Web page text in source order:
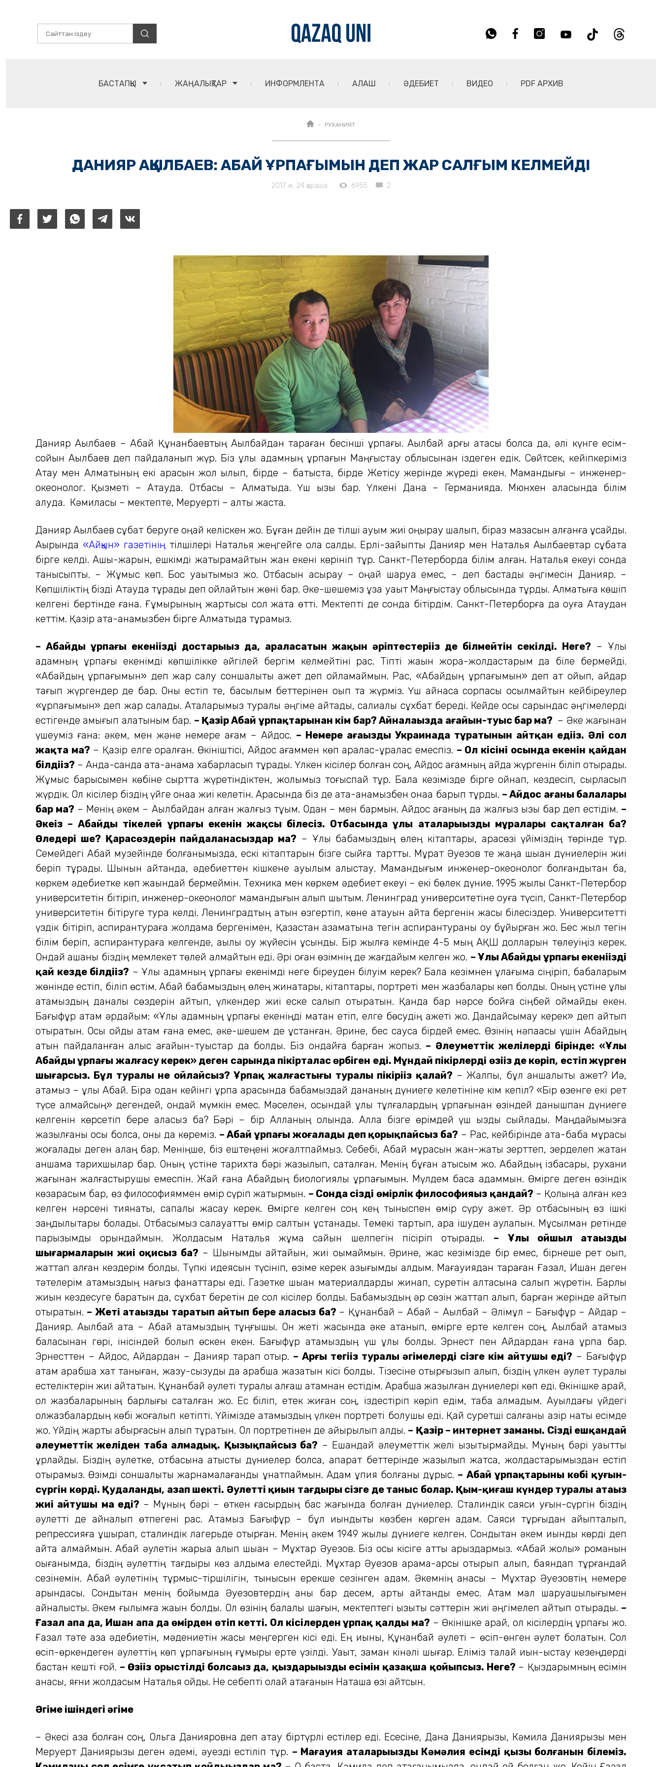
БАСТАПҚЫ ЖАҢАЛЫҚТАР ИНФОРМЛЕНТА АЛАШ ӘДЕБИЕТ ВИДЕО PDF АРХИВ
РУХАНИЯТ
ДАНИЯР АҚЫЛБАЕВ: АБАЙ ҰРПАҒЫМЫН ДЕП ЖАР САЛҒЫМ КЕЛМЕЙДІ
2017 ж. 24 қараша 6955 2
Данияр Ақылбаев – Абай Құнанбаевтың Ақылбайдан тараған бесінші ұрпағы. Ақылбай арғы атасы болса да, әлі күнге есім-
сойын Ақылбаев деп пайдаланып жүр. Біз ұлы адамның ұрпағын Маңғыстау облысынан іздеген едік. Сөйтсек, кейіп­­керіміз
Ақтау мен Алматының екі арасын жол қылып, бірде – батыста, бірде Жетісу жерінде жүреді екен. Мамандығы – инженер-
океонолог. Қызметі – Ақтауда. Отбасы – Алматыда. Үш қызы бар. Үлкені Дана – Германияда. Мюнхен қаласында білім
алуда. Кәмиласы – мектепте, Меруерті – алты жаста.
Данияр Ақылбаев сұқбат бе­руге оңай келіскен жоқ. Бұған дейін де тілші қауым жиі қоңырау шалып, біраз мазасын алғанға ұқсайды.
Ақырында «Айқын» газетінің тілшілері Наталья жең­гейге қолқа салды. Ерлі-зайып­ты Данияр мен Наталья Ақылбаевтар сұқбатқа
бірге келді. Ашық-жарқын, ешкімді жатыр­қамайтын жан екені көрініп тұр. Санкт-Петерборда білім алған. Наталья екеуі сонда
танысыпты. – Жұмыс көп. Бос уақытымыз жоқ. Отбасын асырау – оңай шаруа емес, – деп бастады әңгіме­сін Данияр. –
Көпшіліктің бізді Ақтауда тұрады деп ойлайтын жөні бар. Әке-шешеміз ұзақ уақыт Маңғыстау облысында тұрды. Алматыға көшіп
келгені бертінде ғана. Ғұмырының жар­тысы сол жақта өтті. Мектепті де сонда бітірдім. Санкт-Петерборға да оқуға Ақтаудан
кеттім. Қазір ата-анамызбен бірге Алматыда тұрамыз.
– Абайдың ұрпағы екеніңізді достарыңыз да, араласатын жақын әріптестеріңіз де білмейтін секілді. Неге? – Ұлы
адамның ұрпағы екенімді көпшілікке әйгілей бергім келмейтіні рас. Тіпті жақын жора-жолдастарым да біле бермейді.
«Абайдың ұрпағымын» деп жар салу соншалықты қажет деп ойламаймын. Рас, «Абайдың ұрпағымын» деп ат қойып, айдар
тағып жүргендер де бар. Оны естіп те, басылым беттерінен оқып та жүрміз. Үш қайнаса сорпасы қосылмайтын кейбіреулер
«ұрпағымын» деп жар салады. Аталарымыз туралы әңгіме айтады, салиқалы сұхбат береді. Кейде осы сарындас әңгімелерді
естігенде қамығып қалатыным бар. – Қазір Абай ұрпақтарынан кім бар? Айналаңызда ағайын-туыс бар ма? – Әке жағынан
үшеуміз ғана: әкем, мен және немере ағам – Айдос. – Немере ағаңыздың Украинада тұратынын айтқан едіңіз. Әлі сол
жақта ма? – Қазір елге оралған. Өкініштісі, Айдос ағаммен көп аралас-құралас емеспіз. – Ол кісінің осында екенін қайдан
білдіңіз? – Анда-санда ата-анама хабарласып тұрады. Үлкен кісілер болған соң, Айдос ағам­ның қайда жүргенін біліп отырады.
Жұмыс барысымен көбіне сыртта жүретін­діктен, жолымыз тоғыспай тұр. Бала кезімізде бірге ойнап, кездесіп, сырласып
жүрдік. Ол кісілер біздің үйге қонаққа жиі келетін. Арасында біз де ата-анамызбен қонаққа барып тұрдық. – Айдос ағаның балалары
бар ма? – Менің әкем – Ақылбайдан қалған жалғыз тұқым. Одан – мен бармын. Айдос ағаның да жалғыз қызы бар деп естідім. –
Әкеңіз – Абайдың тікелей ұрпағы екенін жақсы білесіз. Отбасында ұлы атала­рыңыздың мұралары сақталған ба?
Өлеңдері ше? Қарасөздерін пайдаланасыздар ма? – Ұлы бабамыздың өлең кітаптары, қарасөзі үйіміздің төрінде тұр.
Семейдегі Абай музейінде болғанымызда, ескі кітаптарын бізге сыйға тартты. Мұрат Әуезов те жаңа шыққан дүниелерін жиі
беріп тұрады. Шынын айтқанда, әдебиеттен кішкене ауылым алыстау. Мамандығым инженер-океонолог болғандықтан ба,
көркем әдебиетке көп жақындай бермеймін. Техника мен көркем әдебиет екеуі – екі бөлек дүние. 1995 жылы Санкт-Петербор
университетін бітіріп, инженер-океонолог мамандығын алып шықтым. Ленинград университетіне оқуға түсіп, Санкт-Петербор
университетін бітіруге тура келді. Ленинградтың атын өзгертіп, көне атауын қайта бергенін жақсы білесіздер. Университетті
үздік бітіріп, аспирантураға жолдама бергенімен, Қазақстан азаматына тегін аспирантураны оқу бұйырған жоқ. Бес жыл тегін
білім беріп, аспирантураға келгенде, ақылы оқу жүйесін ұсынды. Бір жылға кемінде 4-5 мың АҚШ долларын төлеуіңіз керек.
Ондай ақшаны біздің мемлекет төлей алмайтын еді. Әрі оған өзімнің де жағдайым келген жоқ. – Ұлы Абайдың ұрпағы екеніңізді
қай кезде білдіңіз? – Ұлы адамның ұрпағы екенімді неге біреуден білуім керек? Бала кезімнен құлағыма сіңіріп, бабаларым
жөнінде естіп, біліп өстім. Абай бабамыздың өлең жинақтары, кітаптары, портреті мен жазбалары көп болды. Оның үстіне ұлы
атамыздың даналық сөздерін айтып, үлкендер жиі еске салып отыратын. Қанда бар нәрсе бойға сіңбей қоймайды екен.
Бағыфұр атам әрдайым: «Ұлы адамның ұрпағы екеніңді мақтан етіп, елге бөсудің қажеті жоқ. Дандайсымау керек» деп айтып
отыратын. Осы ойды атам ғана емес, әке-шешем де ұстанған. Әрине, бес саусақ бірдей емес. Өзінің нәпақасы үшін Абайдың
атын пайдаланған алыс ағайын-туыстар да болды. Біз ондайға барған жоқпыз. – Әлеуметтік желілердің бірінде: «Ұлы
Абайдың ұрпағы жалғасу керек» деген сарында пікірталас өрбіген еді. Мұндай пікірлерді өзіңіз де көріп, естіп жүрген
шығарсыз. Бұл туралы не ойлайсыз? Ұрпақ жалғастығы туралы пікіріңіз қалай? – Жалпы, бұл қаншалықты қажет? Иә,
атамыз – ұлы Абай. Бірақ одан кейінгі ұрпақ арасында бабамыздай дананың дүниеге келетініне кім кепіл? «Бір өзенге екі рет
түсе алмайсың» дегендей, ондай мүмкін емес. Мәселен, осындай ұлы тұлғалардың ұрпағынан өзіндей да­нышпан дүниеге
кел­генін көрсетіп бере аласыз ба? Бәрі – бір Алланың қолында. Алла бізге өрімдей үш қызды сыйлады. Маңдайы­мызға
жазылғаны осы болса, оны да көреміз. – Абай ұрпағы жоғалады деп қорық­пайсыз ба? – Рас, кейбірінде ата-баба мұрасы
жоғалады деген алаң бар. Меніңше, біз ештеңені жоғалтпаймыз. Себебі, Абай мұрасын жан-жақты зерттеп, зерделеп жатқан
қаншама тарихшылар бар. Оның үстіне тарихта бәрі жазылып, сақталған. Менің бұған қатысым жоқ. Абайдың ізбасары, рухани
жағынан жалғас­тырушы емеспін. Жай ғана Абайдың биологиялық ұрпағымын. Мүлдем басқа адаммын. Өмірге деген өзіндік
көз­қарасым бар, өз философияммен өмір сүріп жатырмын. – Сонда сіздің өмірлік философияңыз қандай? – Қолыңа алған кез
келген нәрсені тиянақты, сапалы жасау керек. Өмірге келген соң кең тыныспен өмір сүру қажет. Әр отбасының өз ішкі
заңдылықтары болады. Отбасымыз салауатты өмір салтын ұстанады. Темекі тартып, арақ ішуден аулақпын. Мұсылман ретінде
парызымды орындаймын. Жолдасым Наталья жұма сайын шелпегін пісіріп отырады. – Ұлы ойшыл атаңыздың
шығармаларын жиі оқисыз ба? – Шынымды айтайын, жиі оқымаймын. Әрине, жас кезімізде бір емес, бірнеше рет оқып,
жаттап алған кездерім болды. Түпкі идеясын түсініп, өзіме керек азығымды алдым. Мағауиядан тараған Ғазал, Ишан деген
тәтелерім атамыздың нағыз фанат­тары еді. Газетке шыққан материалдарды жинап, суретін қалтасына салып жүретін. Барлық
жиын кездесуге баратын да, сұхбат беретін де сол кісілер болды. Бабамыздың әр сөзін жаттап алып, барған жерінде айтып
отыратын. – Жеті атаңызды таратып айтып бере аласыз ба? – Құнанбай – Абай – Ақылбай – Әлімқұл – Бағыфұр – Айдар –
Данияр. Ақылбай ата – Абай атамыздың тұңғышы. Он жеті жасында әке атанып, өмірге ерте келген соң, Ақылбай атамыз
баласынан гөрі, інісіндей болып өскен екен. Бағыфұр атамыздың үш ұлы болды. Эрнест пен Айдардан ғана ұрпақ бар.
Эрнесттен – Айдос, Айдардан – Данияр тарап отыр. – Арғы тегіңіз туралы әңгімелерді сізге кім айтушы еді? – Бағыфұр
атам арабша хат таныған, жазу-сызуды да арабша жазатын кісі болды. Тізесіне отырғызып алып, біздің үлкен әулет туралы
естеліктерін жиі айтатын. Құнанбай әулеті туралы алғаш атамнан естідім. Арабша жазылған дүниелері көп еді. Өкінішке қарай,
ол жазбаларының барлығы сақталған жоқ. Ес біліп, етек жиған соң, іздестіріп көріп едім, таба алмадым. Ауылдағы үйдегі
қолжазбалардың көбі жоғалып кетіпті. Үйімізде атамыздың үлкен портреті болушы еді. Қай суретші салғаны қазір нақты есімде
жоқ. Үйдің жарты қабырғасын алып тұратын. Ол портретінен де айырылып қалдық. – Қазір – интернет заманы. Сізді ешқандай
әлеуметтік желіден таба алмадық. Қызықпайсыз ба? – Ешқандай әлеуметтік желі қы­зықтырмайды. Мұның бәрі уақытты
ұрлайды. Біздің әулетке, отбасына қатысты дүниелер болса, ақпарат беттерінде жазы­лып жатса, жолдастарымыздан естіп
оты­рамыз. Өзімді соншалықты жарна­малағанды ұнатпаймын. Адам құпия болғаны дұрыс. – Абай ұрпақтарының көбі қуғын-
сүргін көрді. Қудаланды, азап шекті. Әулеттің қиын тағдыры сізге де таныс болар. Қым-қиғаш күндер туралы атаңыз
жиі айтушы ма еді? – Мұның бәрі – өткен ғасырдың бас жағында болған дүниелер. Сталиндік саяси қуғын-сүргін біздің
әулетті де айналып өтпегені рас. Атамыз Бағыфұр – бұл қиындықты көзбен көрген адам. Саяси тұрғыдан айыпталып,
репрессияға ұшырап, сталиндік лагерьде отырған. Менің әкем 1949 жылы дүниеге келген. Сондықтан әкем қиындық көрді деп
айта алмаймын. Абай әулетін жарыққа алып шыққан – Мұхтар Әуезов. Біз осы кісіге қатты қарыздармыз. «Абай жолы» романын
оқығанымда, біздің әулеттің тағдыры көз алдыма елестейді. Мұхтар Әуезов қарама-қарсы отырып алып, баяндап тұрғандай
сезінемін. Абай әулетінің тұрмыс-тір­шілігін, тынысын ерекше сезінген адам. Әкемнің анасы – Мұхтар Әуезовтің немере
қарындасы. Сондықтан менің бойымда Әуезовтердің қаны бар десем, артық айт­қандық емес. Атам мал шаруашылығымен
айналысты. Әкем ғылымға жақын болды. Ол өзінің балалық шағын, мектептегі қы­зықты сәттерін жиі әңгімелеп айтып отырады. –
Ғазал апа да, Ишан апа да өмірден өтіп кетті. Ол кісілерден ұрпақ қалды ма? – Өкінішке қарай, ол кісілердің ұрпағы жоқ.
Ғазал тәте қазақ әдебиетін, мәдениетін жақсы меңгерген кісі еді. Ең қиыны, Құнанбай әулеті – өсіп-өнген әулет болатын. Сол
өсіп-өркендеген әулеттің көп ұрпағының ғұмыры ерте үзілді. Уақыт, заман кінәлі шығар. Еліміз талай қиын-қыстау кезеңдерді
бастан кешті ғой. – Өзіңіз орыстілді болсаңыз да, қыздарыңыздың есімін қазақша қойыпсыз. Неге? – Қыздарымның есімін
анасы, яғни жолдасым Наталья қойды. Не себепті олай атағанын Наташа өзі айтсын.
Әңгіме ішіндегі әңгіме
– Әкесі қазақ болған соң, Ольга Данияровна деп атау біртүрлі естілер еді. Есесіне, Дана Данияр­қызы, Кәмила Даниярқызы мен
Меруерт Даниярқызы деген әдемі, әуезді естіліп тұр. – Мағауия аталарыңыздың Кәмәлия есімді қызы болғанын білеміз.